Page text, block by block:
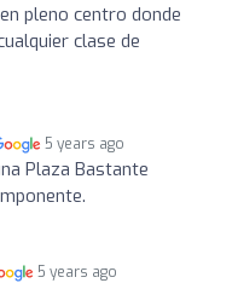
pleno centro donde
clase de
5 years ago
Plaza Bastante
5 years ago